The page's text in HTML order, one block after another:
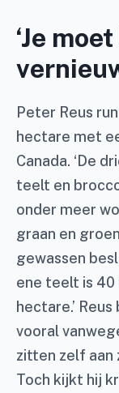
‘Je
Peter Reus
hectare met
Canada. ‘De
teelt en
onder meer
graan en
gewassen
ene teelt is 40
hectare.’
vooral
zitten zelf aan
Toch kijkt hij